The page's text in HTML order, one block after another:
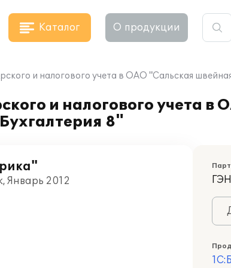
Каталог О продукции
и налогового учета в ОАО "Сальская
и налогового учета
8"
Январь 2012